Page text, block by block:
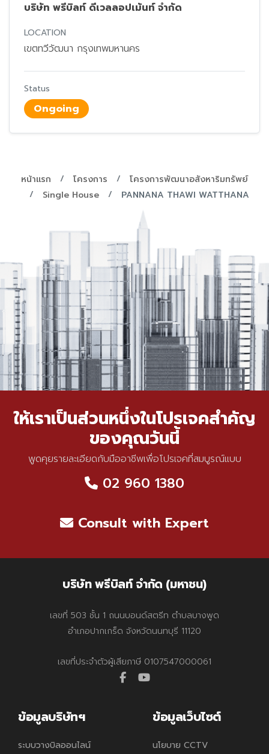
บริษัท พรีบิลท์ ดีเวลลอปเม้นท์ จำกัด
LOCATION
เขตทวีวัฒนา กรุงเทพมหานคร
Status
Ongoing
หน้าแรก โครงการ
โครงการพัฒนาอสังหาริมทรัพย์
Single House
PANNANA THAWI WATTHANA
ให้เราเป็นส่วนหนึ่งในโปรเจคสำคัญ
ของคุณวันนี้
พูดคุยรายละเอียดกับมืออาชีพเพื่อโปรเจคที่สมบูรณ์แบบ
02 960 1380
Consult with Expert
บริษัท พรีบิลท์ จำกัด (มหาชน)
เลขที่ 503 ชั้น 1 ถนนบอนด์สตรีท ตำบลบางพูด
อำเภอปากเกร็ด จังหวัดนนทบุรี 11120
เลขที่ประจำตัวผู้เสียภาษี 0107547000061
facebookyoutube
ข้อมูลบริษัทฯ
ระบบวางบิลออนไลน์
ข้อมูลเว็บไซต์
นโยบาย CCTV